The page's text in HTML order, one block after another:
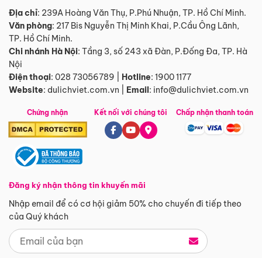
Địa chỉ: 239A Hoàng Văn Thụ, P.Phú Nhuận, TP. Hồ Chí Minh.
Văn phòng: 217 Bis Nguyễn Thị Minh Khai, P.Cầu Ông Lãnh,
TP. Hồ Chí Minh.
Chi nhánh Hà Nội: Tầng 3, số 243 xã Đàn, P.Đống Đa, TP. Hà
Nội
Điện thoại: 028 73056789 Hotline: 1900 1177
Website: dulichviet.com.vn Email: info@dulichviet.com.vn
Chứng nhận
Đăng ký nhận thông tin khuyến mãi
Nhập email để có cơ hội giảm 50% cho chuyến đi tiếp theo
của Quý khách
Kết nối với chúng tôi Chấp nhận thanh toán